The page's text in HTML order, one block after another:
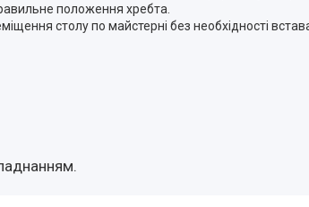
положення хребта.
столу по майстерні без необхідності